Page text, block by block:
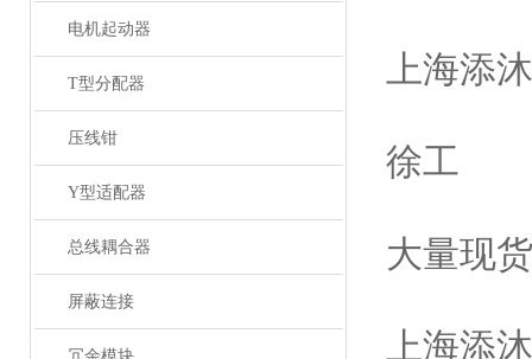
电机起动器
T型分配器
压线钳
Y型适配器
总线耦合器
屏蔽连接
上海添
徐工
大量现
上海添